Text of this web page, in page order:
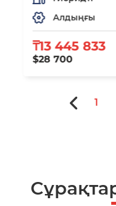
Алдыңғы
₸13 445 833
$28 700
1